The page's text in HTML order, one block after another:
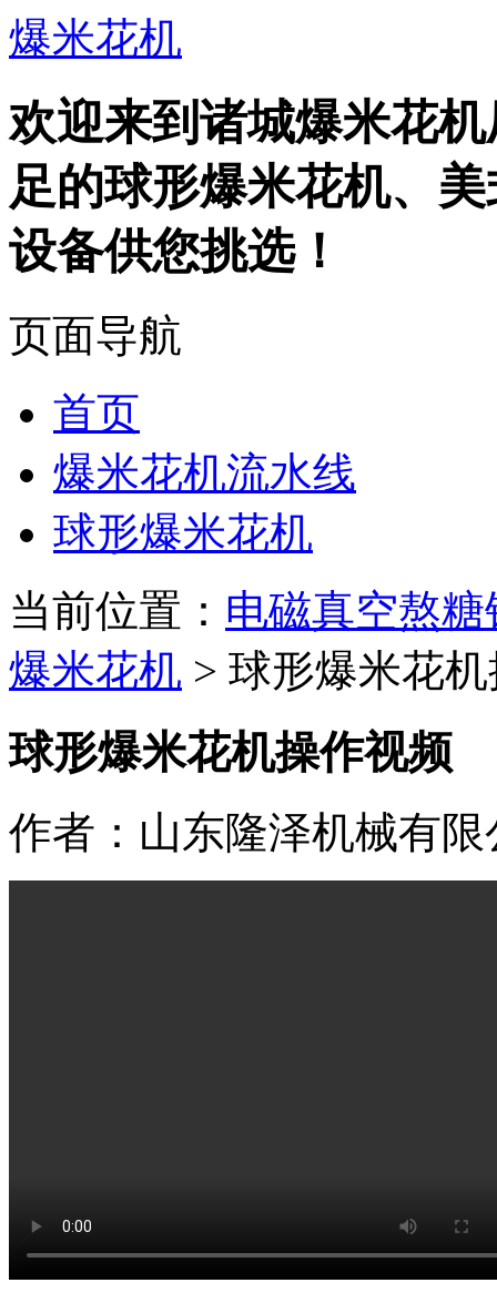
爆米花机
欢迎来到诸城爆米花
足的球形爆米花机、
设备供您挑选！
页面导航
首页
爆米花机流水线
球形爆米花机
当前位置： 电磁真空熬
爆米花机 > 球形爆米花
球形爆米花机操作视频
作者：山东隆泽机械有限